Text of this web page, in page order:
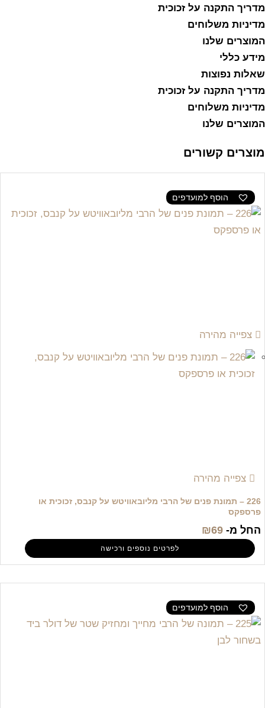
שברך
לחיילי
על
קנבס
או
זכוכית
מדריך התקנה על זכוכית
מדיניות משלוחים
המוצרים שלנו
מידע כללי
שאלות נפוצות
מדריך התקנה על זכוכית
מדיניות משלוחים
המוצרים שלנו
מוצרים קשורים
הוסף למועדפים
צפייה מהירה
צפייה מהירה
226 – תמונת פנים של הרבי מליובאוויטש על קנבס, זכוכית או
פרספקס
החל מ- ₪69
לפרטים נוספים ורכישה
הוסף למועדפים